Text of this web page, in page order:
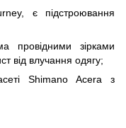
є підстроювання
провідними зірками
від влучання одягу;
Shimano Acera з